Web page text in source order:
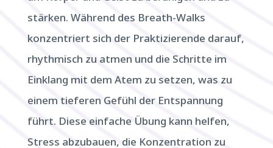
stärken. Während des Breath-Walks
konzentriert sich der Praktizierende darauf,
rhythmisch zu atmen und die Schritte im
Einklang mit dem Atem zu setzen, was zu
einem tieferen Gefühl der Entspannung
führt. Diese einfache Übung kann helfen,
Stress abzubauen, die Konzentration zu